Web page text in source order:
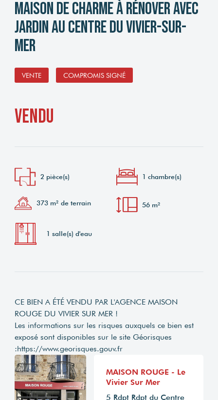
Maison de charme à rénover avec
jardin au centre du Vivier-sur-
Mer
VENTE COMPROMIS SIGNÉ
vendu
2 pièce(s) 1 chambre(s)
373 m² de terrain 56 m²
1 salle(s) d'eau
CE BIEN A ÉTÉ VENDU PAR L'AGENCE MAISON
ROUGE DU VIVIER SUR MER !
Les informations sur les risques auxquels ce bien est
exposé sont disponibles sur le site Géorisques
:https://www.georisques.gouv.fr
MAISON ROUGE - Le
Vivier Sur Mer
5 Rdpt Rdpt du Centre